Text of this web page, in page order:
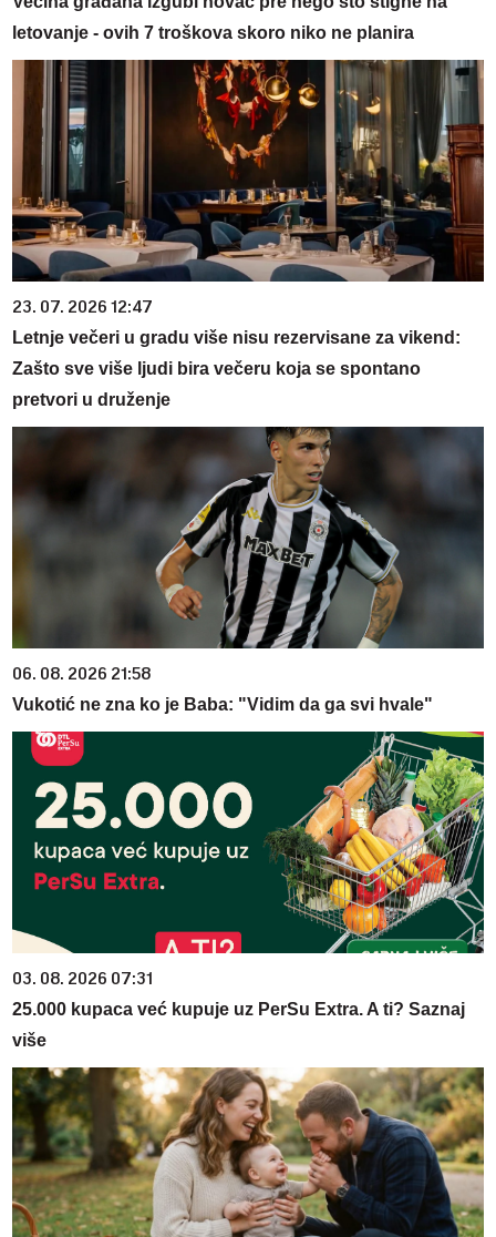
letovanje - ovih 7 troškova skoro niko ne planira
23. 07. 2026 12:47
Letnje večeri u gradu više nisu rezervisane za vikend:
Zašto sve više ljudi bira večeru koja se spontano
pretvori u druženje
06. 08. 2026 21:58
Vukotić ne zna ko je Baba: "Vidim da ga svi hvale"
03. 08. 2026 07:31
25.000 kupaca već kupuje uz PerSu Extra. A ti? Saznaj
više